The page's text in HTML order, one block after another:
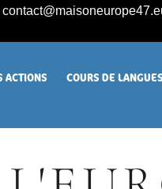
ACTIONS COURS DE LANGUES